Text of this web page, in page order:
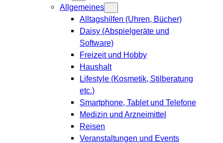
Allgemeines
Alltagshilfen (Uhren, Bücher)
Daisy (Abspielgeräte und
Software)
Freizeit und Hobby
Haushalt
Lifestyle (Kosmetik, Stilberatung
etc.)
Smartphone, Tablet und Telefone
Medizin und Arzneimittel
Reisen
Veranstaltungen und Events